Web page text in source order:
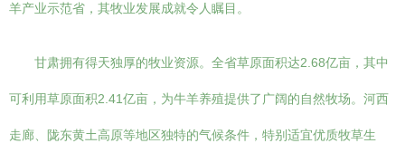
羊产业示范省，其牧业发展成就令人瞩目。
甘肃拥有得天独厚的牧业资源。全省草原面积达2.68亿亩，其中
可利用草原面积2.41亿亩，为牛羊养殖提供了广阔的自然牧场。河西
走廊、陇东黄土高原等地区独特的气候条件，特别适宜优质牧草生